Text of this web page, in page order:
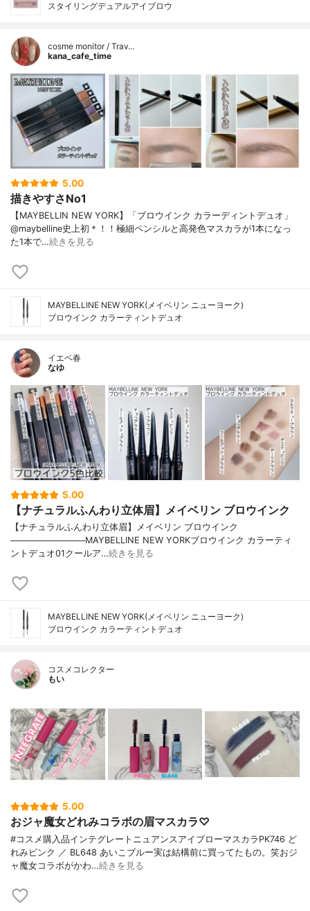
スタイリングデュアルアイブロウ
cosme monitor / Trav…
kana_cafe_time
5.00
描きやすさNo1
【MAYBELLIN NEW YORK】「ブロウインク カラーディントデュオ」
@maybelline史上初＊！！極細ペンシルと高発色マスカラが1本になっ
た1本で…続きを見る
MAYBELLINE NEW YORK(メイベリン ニューヨーク)
ブロウインク カラーティントデュオ
イエベ春
なゆ
5.00
【ナチュラルふんわり立体眉】メイベリン ブロウインク
【ナチュラルふんわり立体眉】メイベリン ブロウインク
────────────MAYBELLINE NEW YORKブロウインク カラーティ
ントデュオ01クールア…続きを見る
MAYBELLINE NEW YORK(メイベリン ニューヨーク)
ブロウインク カラーティントデュオ
コスメコレクター
もい
5.00
おジャ魔女どれみコラボの眉マスカラ♡
#コスメ購入品インテグレートニュアンスアイブローマスカラPK746 ど
れみピンク ／ BL648 あいこブルー実は結構前に買ってたもの。笑おジ
ャ魔女コラボがかわ…続きを見る